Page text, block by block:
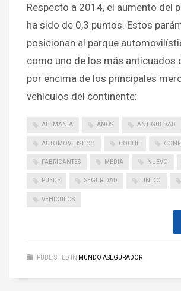
Respecto a 2014, el aumento del
ha sido de 0,3 puntos. Estos
posicionan al parque
como uno de los más anticuados
por encima de los principales
vehículos del continente:
ALEMANIA ANOS ANTIGUEDAD
AUTOMOVILISTICO COCHE
FABRICANTES MEDIA NUEVO
PUEDE SEGURIDAD UNIDO
VEHICULOS
PUBLISHED IN MUNDO ASEGURADOR